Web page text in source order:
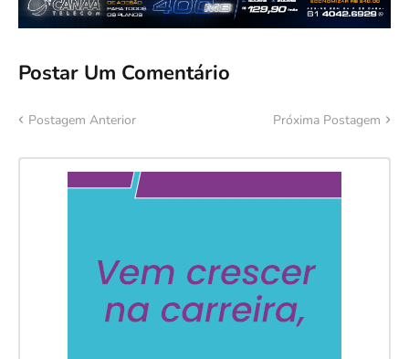
Postar Um Comentário
Postagem Anterior Próxima Postagem